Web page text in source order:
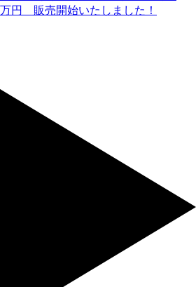
万円 販売開始いたしました！